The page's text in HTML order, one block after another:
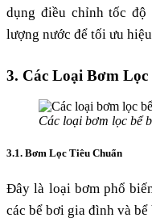
dụng điều chỉnh tốc
lượng nước để tối ưu
3. Các Loại Bơm Lọc
Các loại bơm lọc bể
3.1. Bơm Lọc Tiêu Chuẩn
Đây là loại bơm phổ
các bể bơi gia đình và